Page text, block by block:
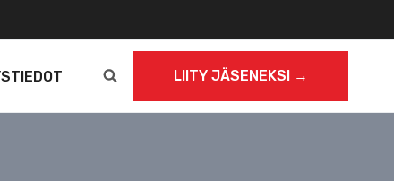
LIITY JÄSENEKSI →